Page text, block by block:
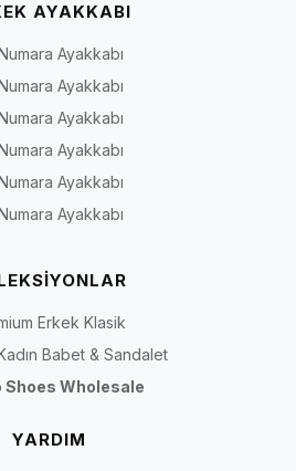
AYAKKABI
Ayakkabı
Ayakkabı
Ayakkabı
Ayakkabı
Ayakkabı
Ayakkabı
Erkek Klasik
Babet & Sandalet
Shoes Wholesale
YARDIM